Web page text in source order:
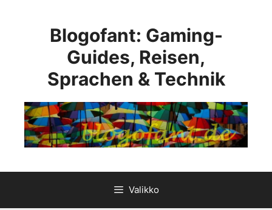
Blogofant: Gaming-
Guides, Reisen,
Sprachen & Technik
Valikko